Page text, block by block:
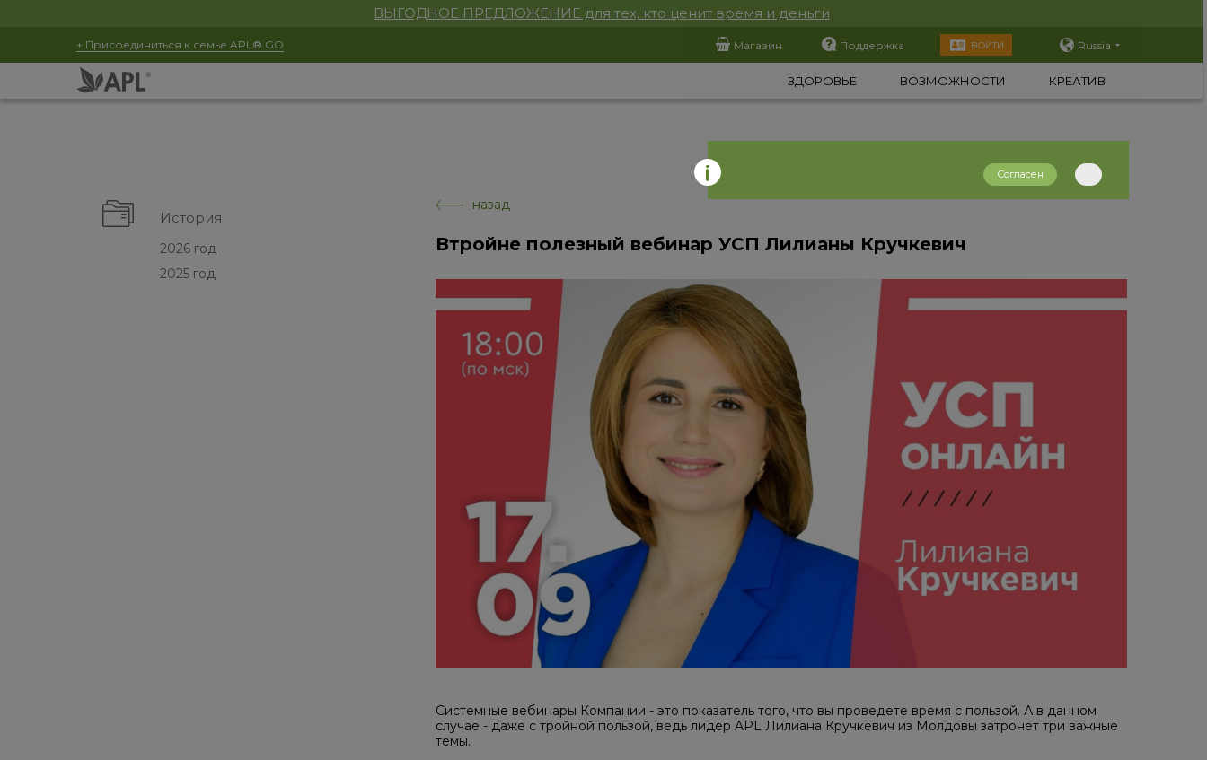
ВЫГОДНОЕ ПРЕДЛОЖЕНИЕ для тех, кто ценит время и деньги
+ Присоединиться к семье APL® GO Магазин Поддержка ВОЙТИ Russia
ЗДОРОВЬЕ ВОЗМОЖНОСТИ КРЕАТИВ
История
2026 год
2025 год
назад
Втройне полезный вебинар УСП Лилианы Кручкевич
Системные вебинары Компании - это показатель того, что вы проведете время с пользой. А в данном
случае - даже с тройной пользой, ведь лидер APL Лилиана Кручкевич из Молдовы затронет три важные
темы.
Согласен